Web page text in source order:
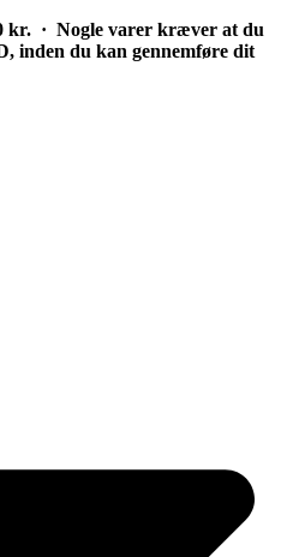
kr. · Nogle varer kræver at du
inden du kan gennemføre dit